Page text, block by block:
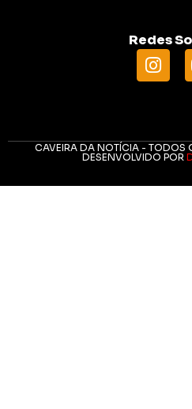
Redes
CAVEIRA DA NOTÍCIA - TODOS
DESENVOLVIDO POR